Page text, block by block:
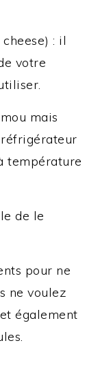
: il
votre
mais
température
de le
pour ne
ne voulez
également